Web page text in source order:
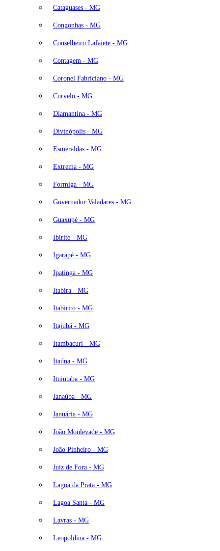
Cataguases - MG
Congonhas - MG
Conselheiro Lafaiete - MG
Contagem - MG
Coronel Fabriciano - MG
Curvelo - MG
Diamantina - MG
Divinópolis - MG
Esmeraldas - MG
Extrema - MG
Formiga - MG
Governador Valadares - MG
Guaxupé - MG
Ibirité - MG
Igarapé - MG
Ipatinga - MG
Itabira - MG
Itabirito - MG
Itajubá - MG
Itambacuri - MG
Itaúna - MG
Ituiutaba - MG
Janaúba - MG
Januária - MG
João Monlevade - MG
João Pinheiro - MG
Juiz de Fora - MG
Lagoa da Prata - MG
Lagoa Santa - MG
Lavras - MG
Leopoldina - MG